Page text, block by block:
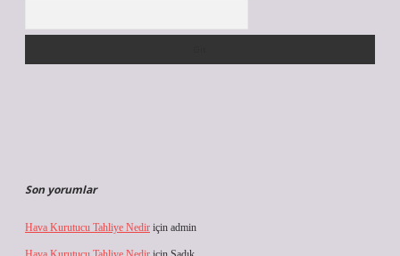
Son yorumlar
Hava Kurutucu Tahliye Nedir için admin